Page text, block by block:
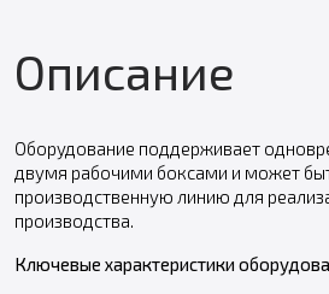
Описание
Оборудование поддерживает
двумя рабочими боксами и может
производственную линию для
производства.
Ключевые характеристики